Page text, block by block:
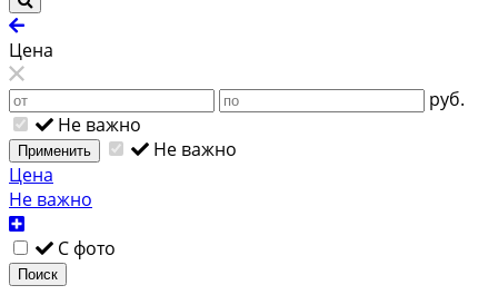
Цена
руб.
Не важно
Применить
Не важно
Цена
Не важно
С фото
Поиск